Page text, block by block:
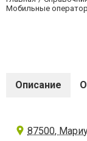
Мобильные
Описание
87500,